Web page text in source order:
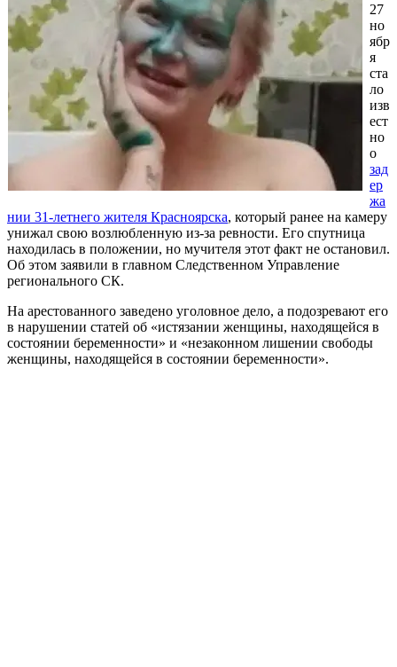
27
но
ябр
я
ста
ло
изв
ест
но
о
зад
ер
жа
нии 31-летнего жителя Красноярска, который ранее на камеру
унижал свою возлюбленную из-за ревности. Его спутница
находилась в положении, но мучителя этот факт не остановил.
Об этом заявили в главном Следственном Управление
регионального СК.
На арестованного заведено уголовное дело, а подозревают его
в нарушении статей об «истязании женщины, находящейся в
состоянии беременности» и «незаконном лишении свободы
женщины, находящейся в состоянии беременности».